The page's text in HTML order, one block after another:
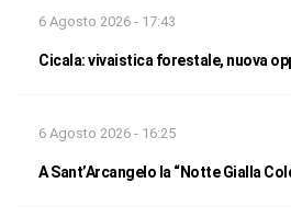
6 Agosto 2026 - 17:43
Cicala: vivaistica forestale, nuova
6 Agosto 2026 - 16:25
A Sant’Arcangelo la “Notte Gialla